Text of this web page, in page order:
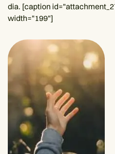
dia. [caption
width="199"]